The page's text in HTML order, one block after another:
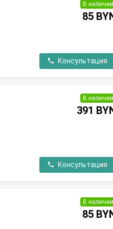
В наличии
85
Консультация
В наличии
391
Консультация
В наличии
85